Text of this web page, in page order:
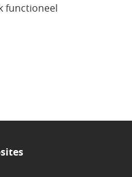
functioneel